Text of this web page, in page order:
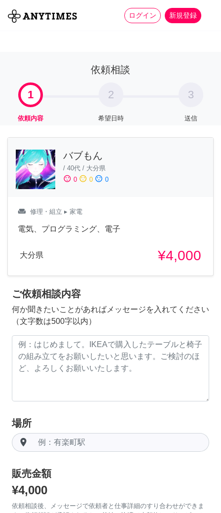
ログイン 新規登録
全て 家事 more_horiz
依頼相談
1
依頼内容
2
希望日時
3
送信
バブもん
/ 40代 / 大分県
sentiment_satisfied 0 sentiment_neutral 0 sentiment_dissatisfied 0
weekend 修理・組立 ▸ 家電
電気、プログラミング、電子
大分県 ¥4,000
ご依頼相談内容
何か聞きたいことがあればメッセージを入れてください
（文字数は500字以内）
場所
room
販売金額
¥4,000
依頼相談後、メッセージで依頼者と仕事詳細のすり合わせができま